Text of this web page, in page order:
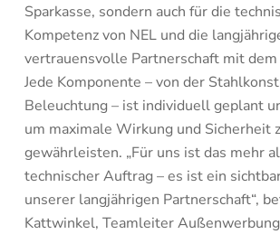
Sparkasse, sondern auch für die
Kompetenz von NEL und die
vertrauensvolle Partnerschaft mit
Jede Komponente – von der
Beleuchtung – ist individuell geplant
um maximale Wirkung und Sicherheit
gewährleisten. „Für uns ist das mehr
technischer Auftrag – es ist ein
unserer langjährigen Partnerschaft“,
Kattwinkel, Teamleiter